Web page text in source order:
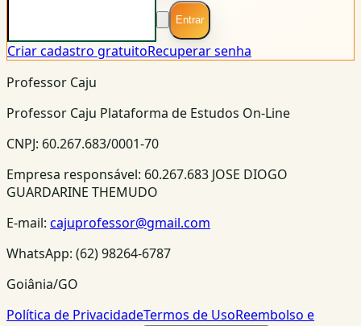
Entrar
Criar cadastro gratuitoRecuperar senha
Professor Caju
Professor Caju Plataforma de Estudos On-Line
CNPJ: 60.267.683/0001-70
Empresa responsável: 60.267.683 JOSE DIOGO
GUARDARINE THEMUDO
E-mail: cajuprofessor@gmail.com
WhatsApp: (62) 98264-6787
Goiânia/GO
Política de PrivacidadeTermos de UsoReembolso e